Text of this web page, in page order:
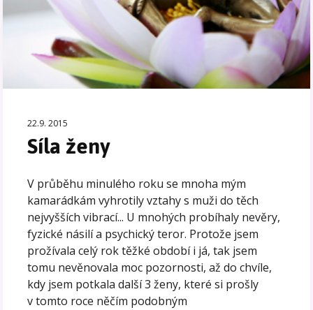
22.9. 2015
Síla ženy
V průběhu minulého roku se mnoha mým
kamarádkám vyhrotily vztahy s muži do těch
nejvyšších vibrací... U mnohých probíhaly nevěry,
fyzické násilí a psychický teror. Protože jsem
prožívala celý rok těžké období i já, tak jsem
tomu nevěnovala moc pozornosti, až do chvíle,
kdy jsem potkala další 3 ženy, které si prošly
v tomto roce něčím podobným